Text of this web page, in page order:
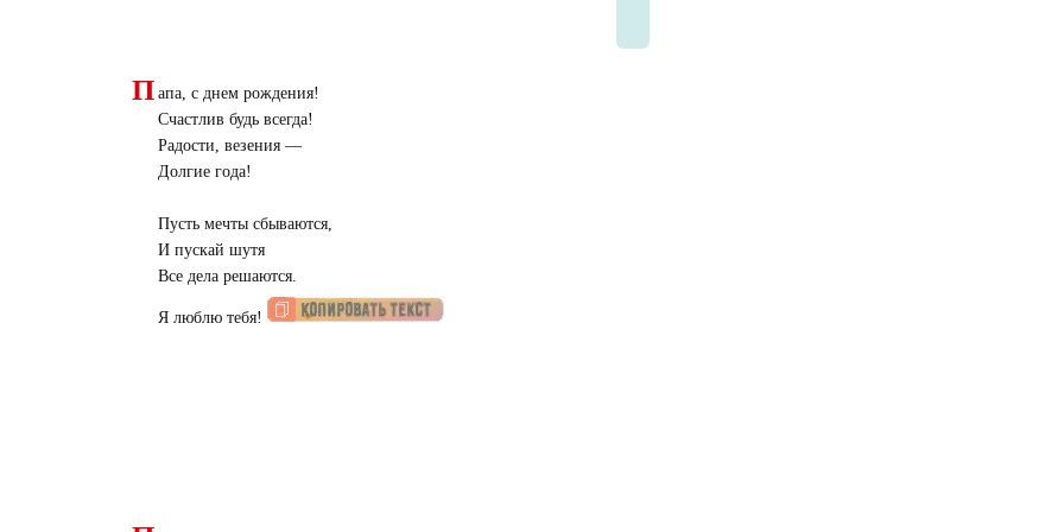
П апа, с днем рождения!
Счастлив будь всегда!
Радости, везения —
Долгие года!
Пусть мечты сбываются,
И пускай шутя
Все дела решаются.
Я люблю тебя!